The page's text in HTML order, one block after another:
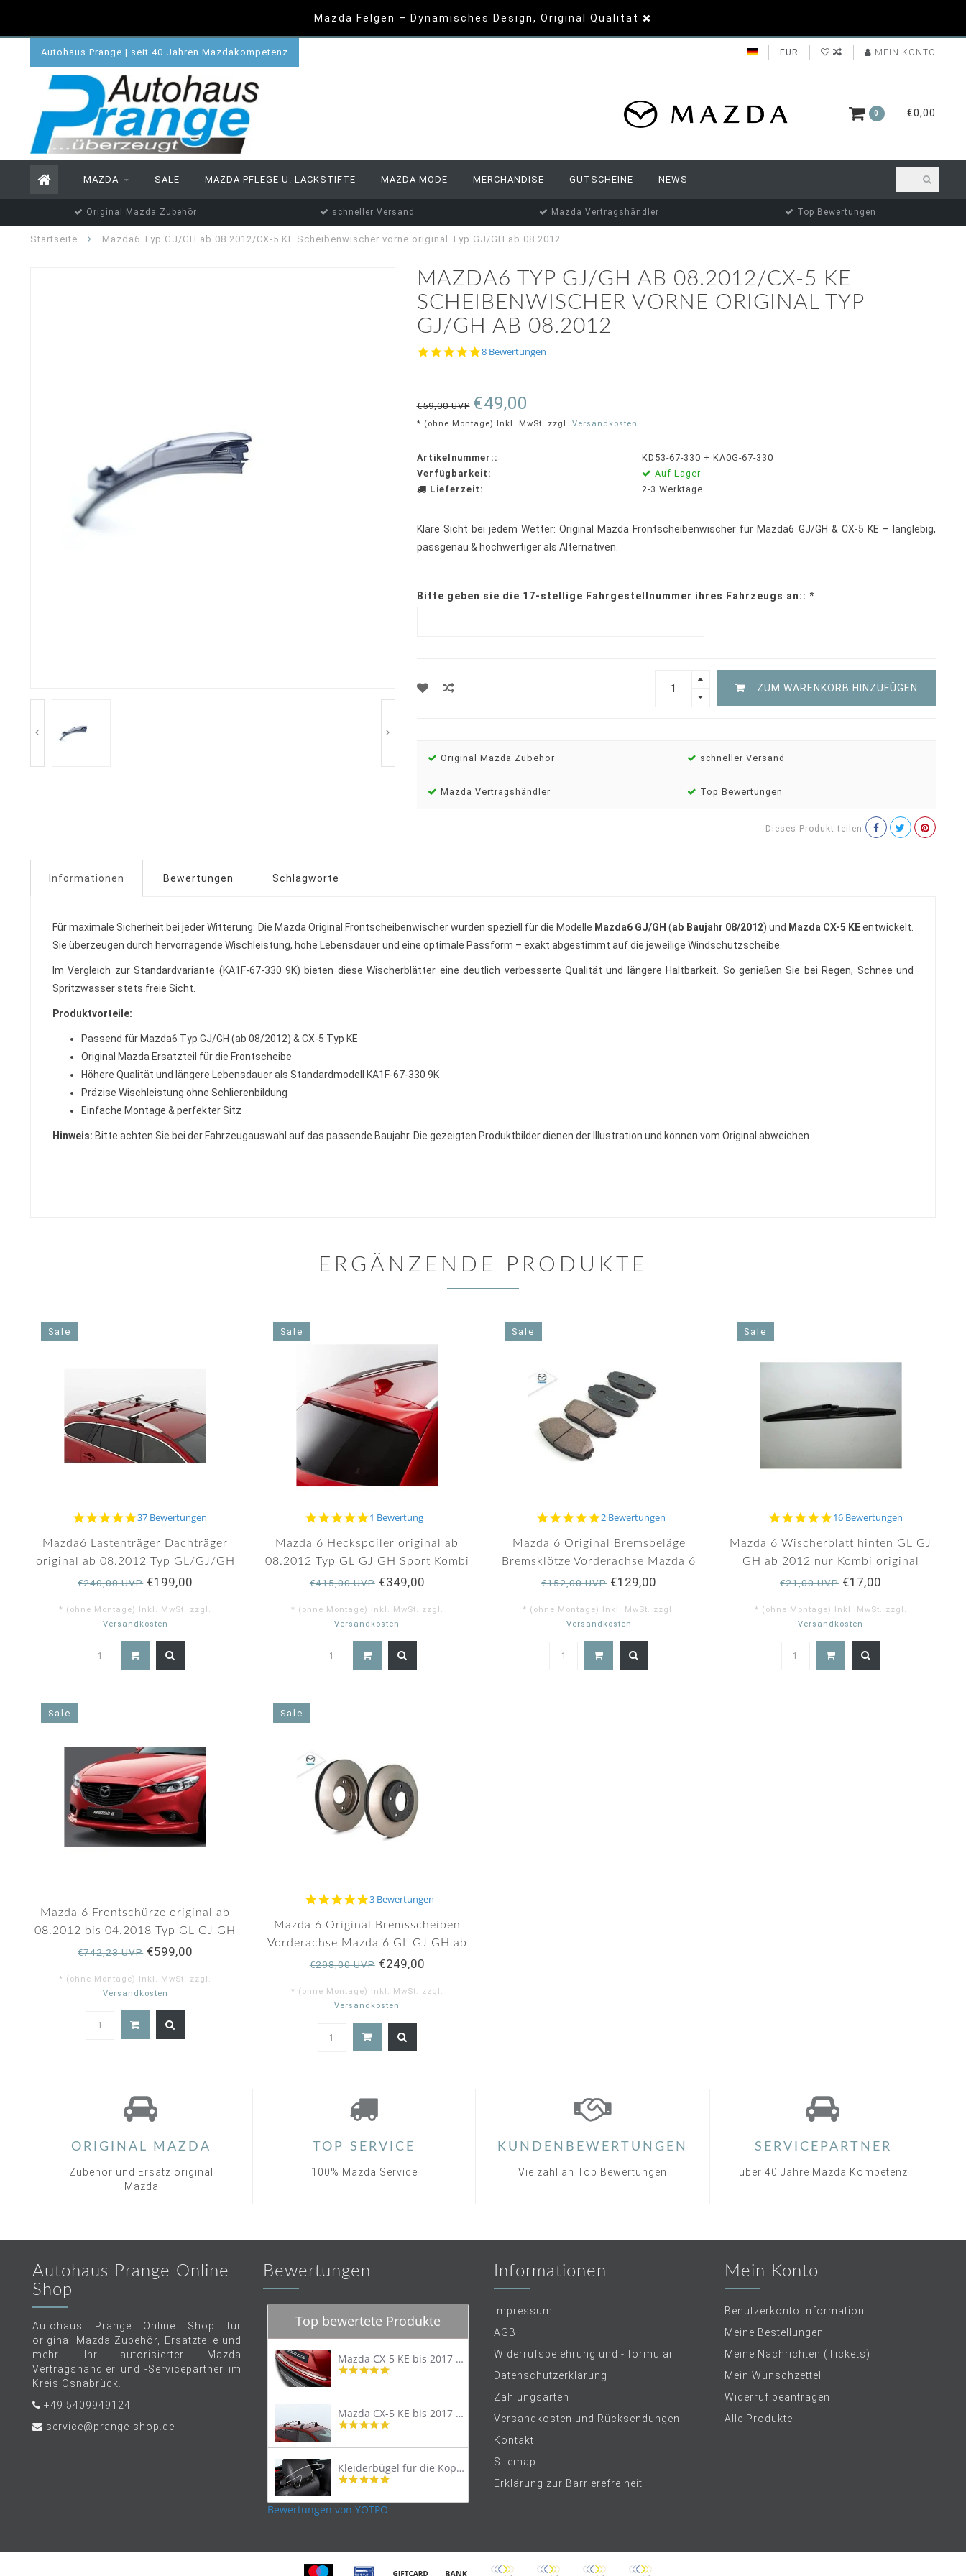
Mazda Felgen – Dynamisches Design, Original Qualität
Autohaus Prange | seit 40 Jahren Mazdakompetenz EUR MEIN KONTO
0 €0,00
MAZDA SALE MAZDA PFLEGE U. LACKSTIFTE MAZDA MODE MERCHANDISE GUTSCHEINE NEWS
Original Mazda Zubehör schneller Versand Mazda Vertragshändler Top Bewertungen
Startseite Mazda6 Typ GJ/GH ab 08.2012/CX-5 KE Scheibenwischer vorne original Typ GJ/GH ab 08.2012
MAZDA6 TYP GJ/GH AB 08.2012/CX-5 KE
SCHEIBENWISCHER VORNE ORIGINAL TYP
GJ/GH AB 08.2012
4.8
8 Bewertungen
€59,00 UVP €49,00
* (ohne Montage) Inkl. MwSt. zzgl. Versandkosten
Artikelnummer::
KD53-67-330 + KA0G-67-330
Verfügbarkeit:
Auf Lager
Lieferzeit:
2-3 Werktage
Klare Sicht bei jedem Wetter: Original Mazda Frontscheibenwischer für Mazda6 GJ/GH & CX-5 KE – langlebig,
passgenau & hochwertiger als Alternativen.
Bitte geben sie die 17-stellige Fahrgestellnummer ihres Fahrzeugs an:: *
ZUM WARENKORB HINZUFÜGEN
Original Mazda Zubehör schneller Versand
Mazda Vertragshändler Top Bewertungen
Dieses Produkt teilen
Informationen Bewertungen Schlagworte
Für maximale Sicherheit bei jeder Witterung: Die Mazda Original Frontscheibenwischer wurden speziell für die Modelle Mazda6 GJ/GH (ab Baujahr 08/2012) und Mazda CX-5 KEentwickelt.
Sie überzeugen durch hervorragende Wischleistung, hohe Lebensdauer und eine optimale Passform – exakt abgestimmt auf die jeweilige Windschutzscheibe.
Im Vergleich zur Standardvariante (KA1F-67-330 9K) bieten diese Wischerblätter eine deutlich verbesserte Qualität und längere Haltbarkeit. So genießen Sie bei Regen, Schnee und
Spritzwasser stets freie Sicht.
Produktvorteile:
Passend für Mazda6 Typ GJ/GH (ab 08/2012) & CX-5 Typ KE
Original Mazda Ersatzteil für die Frontscheibe
Höhere Qualität und längere Lebensdauer als Standardmodell KA1F-67-330 9K
Präzise Wischleistung ohne Schlierenbildung
Einfache Montage & perfekter Sitz
Hinweis: Bitte achten Sie bei der Fahrzeugauswahl auf das passende Baujahr. Die gezeigten Produktbilder dienen der Illustration und können vom Original abweichen.
ERGÄNZENDE PRODUKTE
Sale
4.9
rating
37 Bewertungen
Mazda6 Lastenträger Dachträger
original ab 08.2012 Typ GL/GJ/GH
€240,00 UVP€199,00
* (ohne Montage) Inkl. MwSt. zzgl.
Versandkosten
Sale
5.0
rating
1 Bewertung
Mazda 6 Heckspoiler original ab
08.2012 Typ GL GJ GH Sport Kombi
€415,00 UVP€349,00
* (ohne Montage) Inkl. MwSt. zzgl.
Versandkosten
Sale
5.0
rating
2 Bewertungen
Mazda 6 Original Bremsbeläge
Bremsklötze Vorderachse Mazda 6
GL GJ GH ab 2012
€152,00 UVP€129,00
* (ohne Montage) Inkl. MwSt. zzgl.
Versandkosten
Sale
5.0
rating
16 Bewertungen
Mazda 6 Wischerblatt hinten GL GJ
GH ab 2012 nur Kombi original
€21,00 UVP€17,00
* (ohne Montage) Inkl. MwSt. zzgl.
Versandkosten
Sale
Mazda 6 Frontschürze original ab
08.2012 bis 04.2018 Typ GL GJ GH
€742,23 UVP€599,00
* (ohne Montage) Inkl. MwSt. zzgl.
Versandkosten
Sale
5.0
rating
3 Bewertungen
Mazda 6 Original Bremsscheiben
Vorderachse Mazda 6 GL GJ GH ab
2012
€298,00 UVP€249,00
* (ohne Montage) Inkl. MwSt. zzgl.
Versandkosten
ORIGINAL MAZDA
Zubehör und Ersatz original
Mazda
TOP SERVICE
100% Mazda Service
KUNDENBEWERTUNGEN
Vielzahl an Top Bewertungen
SERVICEPARTNER
über 40 Jahre Mazda Kompetenz
Autohaus Prange Online
Shop
Autohaus Prange Online Shop für
original Mazda Zubehör, Ersatzteile und
mehr. Ihr autorisierter Mazda
Vertragshändler und -Servicepartner im
Kreis Osnabrück.
+49 5409949124
service@prange-shop.de
Bewertungen
Top bewertete Produkte
Mazda CX-5 KE bis 2017 Trittschutzleiste Edelstahl original
4.8
rating
Mazda CX-5 KE bis 2017 Lastenträger Dachträger
4.9
rating
Kleiderbügel für die Kopfstütze
4.9
rating
Bewertungen von YOTPO
Informationen
Impressum
AGB
Widerrufsbelehrung und - formular
Datenschutzerklärung
Zahlungsarten
Versandkosten und Rücksendungen
Kontakt
Sitemap
Erklärung zur Barrierefreiheit
Mein Konto
Benutzerkonto Information
Meine Bestellungen
Meine Nachrichten (Tickets)
Mein Wunschzettel
Widerruf beantragen
Alle Produkte